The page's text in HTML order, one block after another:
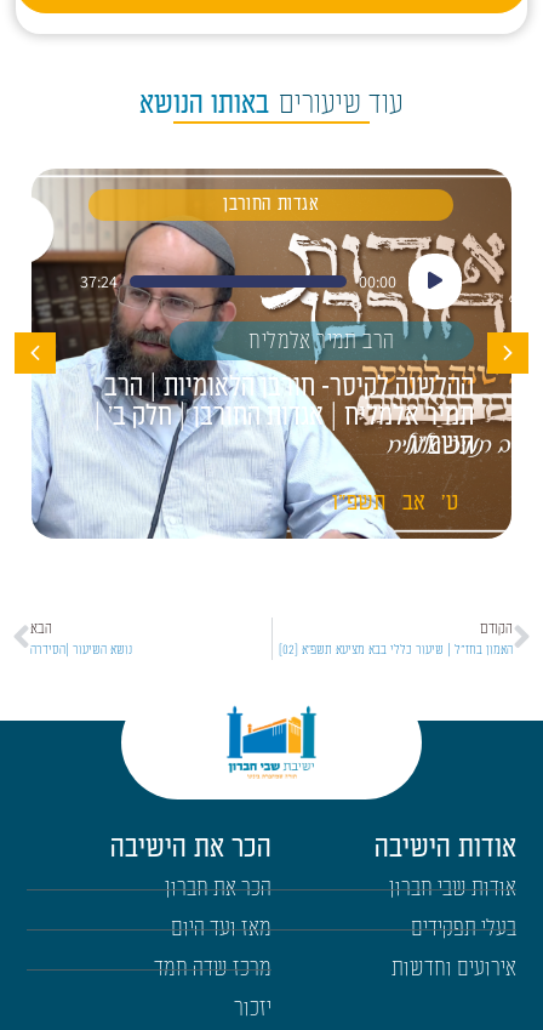
עוד שיעורים באותו הנושא
אגדות החורבן
נגן
אודיו
00:00
37:24
הרב תמיר אלמליח
ההלשנה לקיסר- חורבן הלאומיות | הרב
תמיר אלמליח | אגדות החורבן | חלק ב' |
תשפ"ו
ט' אב תשפ"ו
הקודם
האמון בחז"ל | שיעור כללי בבא מציעא תשפ'א [02]
הבא
נושא השיעור |הסידרה
אודות הישיבה
אודות שבי חברון
בעלי תפקידים
אירועים וחדשות
הכר את הישיבה
הכר את חברון
מאז ועד היום
מרכז שדה חמד
יזכור